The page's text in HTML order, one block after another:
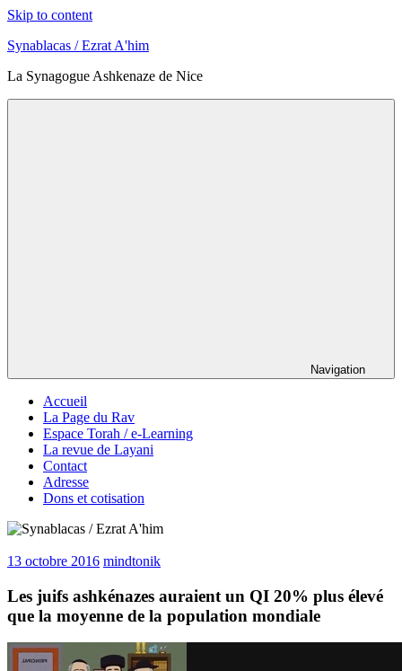
Skip to content
Synablacas / Ezrat A'him
La Synagogue Ashkenaze de Nice
Navigation
Accueil
La Page du Rav
Espace Torah / e-Learning
La revue de Layani
Contact
Adresse
Dons et cotisation
13 octobre 2016 mindtonik
Les juifs ashkénazes auraient un QI 20% plus élevé
que la moyenne de la population mondiale